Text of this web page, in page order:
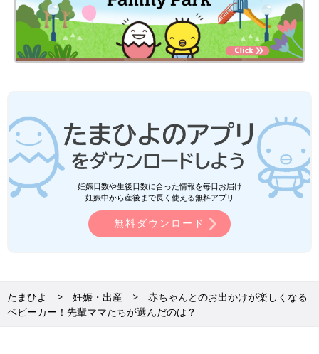
妊娠日数や生後日数に合った情報を毎日お届け
妊娠中から産後まで長く使える無料アプリ
無料ダウンロード
たまひよ 妊娠・出産
赤ちゃんとのお出かけが楽しくなる
ベビーカー！先輩ママたちが選んだのは？